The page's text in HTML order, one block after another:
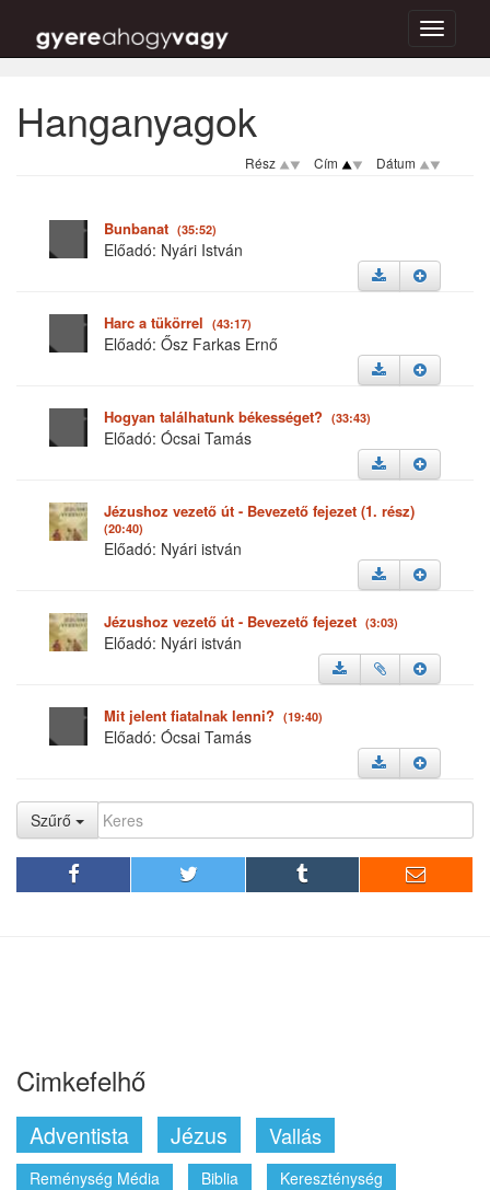
Toggle
Főoldal Hanganyagok
Hanganyagok
Rész Cím Dátum
Bunbanat (35:52)
Előadó: Nyári István
Harc a tükörrel (43:17)
Előadó: Ősz Farkas Ernő
Hogyan találhatunk békességet? (33:43)
Előadó: Ócsai Tamás
Jézushoz vezető út - Bevezető fejezet (1. rész)
(20:40)
Előadó: Nyári istván
Jézushoz vezető út - Bevezető fejezet (3:03)
Előadó: Nyári istván
Mit jelent fiatalnak lenni? (19:40)
Előadó: Ócsai Tamás
Szűrő
Cimkefelhő
Adventista Jézus Vallás
Reménység Média Biblia
Kereszténység